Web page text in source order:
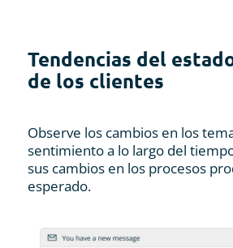
Tendencias del
de los clientes
Observe los cambios en los
sentimiento a lo largo del
sus cambios en los procesos
esperado.